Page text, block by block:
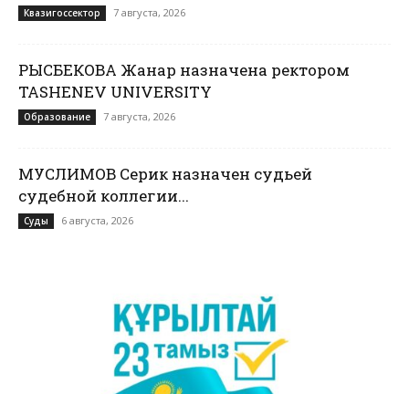
Квазигоссектор 7 августа, 2026
РЫСБЕКОВА Жанар назначена ректором
TASHENEV UNIVERSITY
Образование 7 августа, 2026
МУСЛИМОВ Серик назначен судьей
судебной коллегии...
Суды 6 августа, 2026